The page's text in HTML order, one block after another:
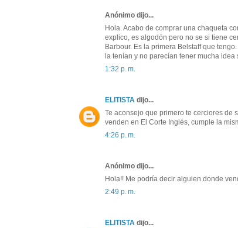
Anónimo dijo...
Hola. Acabo de comprar una chaqueta
explico, es algodón pero no se si tiene
Barbour. Es la primera Belstaff que
la tenían y no parecían tener mucha
1:32 p. m.
ELITISTA dijo...
Te aconsejo que primero te cerciores de
venden en El Corte Inglés, cumple la
4:26 p. m.
Anónimo dijo...
Hola!! Me podría decir alguien donde
2:49 p. m.
ELITISTA dijo...